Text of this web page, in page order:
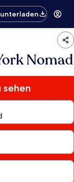
Nomad
sehen